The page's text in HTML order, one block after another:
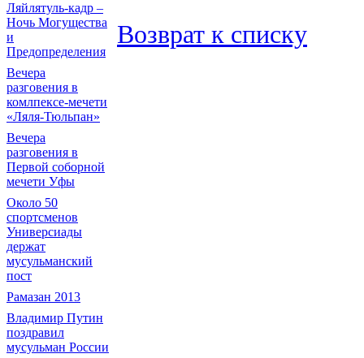
Ляйлятуль-кадр –
Ночь Могущества
и
Предопределения
Вечера
разговения в
комлпексе-мечети
«Ляля-Тюльпан»
Вечера
разговения в
Первой соборной
мечети Уфы
Около 50
спортсменов
Универсиады
держат
мусульманский
пост
Рамазан 2013
Владимир Путин
поздравил
мусульман России
Возврат к списку